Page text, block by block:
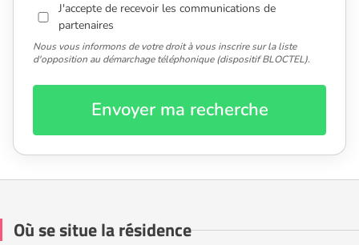
J'accepte de recevoir les communications de
partenaires
Nous vous informons de votre droit à vous inscrire sur la liste
d'opposition au démarchage téléphonique (dispositif BLOCTEL).
Envoyer ma recherche
Où se situe la résidence